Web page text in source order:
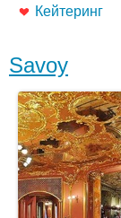
Кейтеринг
Savoy